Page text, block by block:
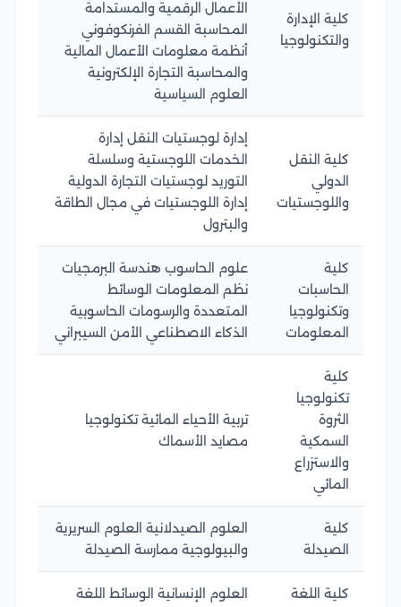
كلية الإدارة
والتكنولوجيا
الأعمال الرقمية والمستدامة
المحاسبة القسم الفرنكوفوني
أنظمة معلومات الأعمال المالية
والمحاسبة التجارة الإلكترونية
العلوم السياسية
كلية النقل
الدولي
واللوجستيات
إدارة لوجستيات النقل إدارة
الخدمات اللوجستية وسلسلة
التوريد لوجستيات التجارة الدولية
إدارة اللوجستيات في مجال الطاقة
والبترول
كلية
الحاسبات
وتكنولوجيا
المعلومات
علوم الحاسوب هندسة البرمجيات
نظم المعلومات الوسائط
المتعددة والرسومات الحاسوبية
الذكاء الاصطناعي الأمن السيبراني
كلية
تكنولوجيا
الثروة
السمكية
والاستزراع
المائي
تربية الأحياء المائية تكنولوجيا
مصايد الأسماك
كلية
الصيدلة
العلوم الصيدلانية العلوم السريرية
والبيولوجية ممارسة الصيدلة
كلية اللغة
العلوم الإنسانية الوسائط اللغة